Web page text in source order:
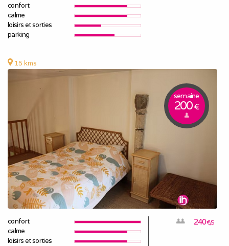
confort
calme
loisirs et sorties
parking
15 kms
semaine
200€
confort
calme
loisirs et sorties
240€/S